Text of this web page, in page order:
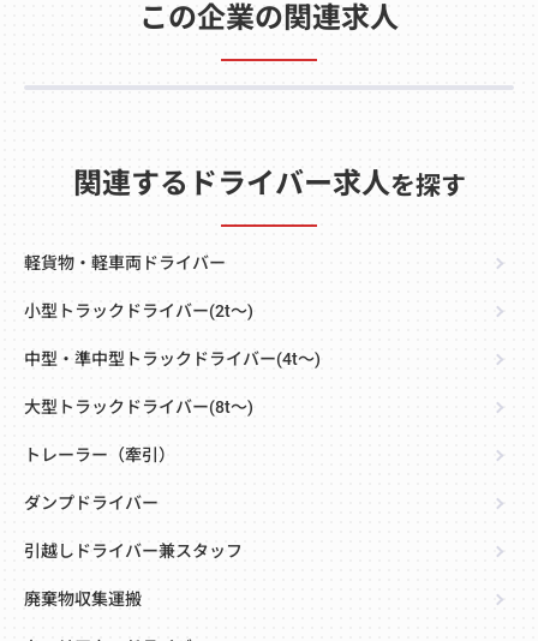
この企業の関連求人
関連するドライバー求人を探す
軽貨物・軽車両ドライバー
小型トラックドライバー(2t～)
中型・準中型トラックドライバー(4t～)
大型トラックドライバー(8t～)
トレーラー（牽引）
ダンプドライバー
引越しドライバー兼スタッフ
廃棄物収集運搬